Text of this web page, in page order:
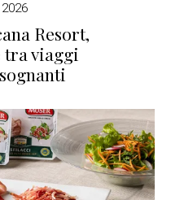
Resort,
tra viaggi